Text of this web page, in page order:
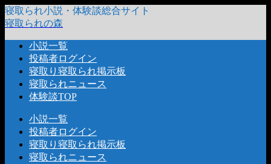
寝取られ小説・体験談総合サイト
寝取られの森
小説一覧
投稿者ログイン
寝取り寝取られ掲示板
寝取られニュース
体験談TOP
小説一覧
投稿者ログイン
寝取り寝取られ掲示板
寝取られニュース